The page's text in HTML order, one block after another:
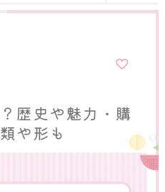
入りに
歴史や魅力・購
や形も